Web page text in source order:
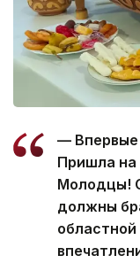
— Впервые
Пришла на
Молодцы!
должны